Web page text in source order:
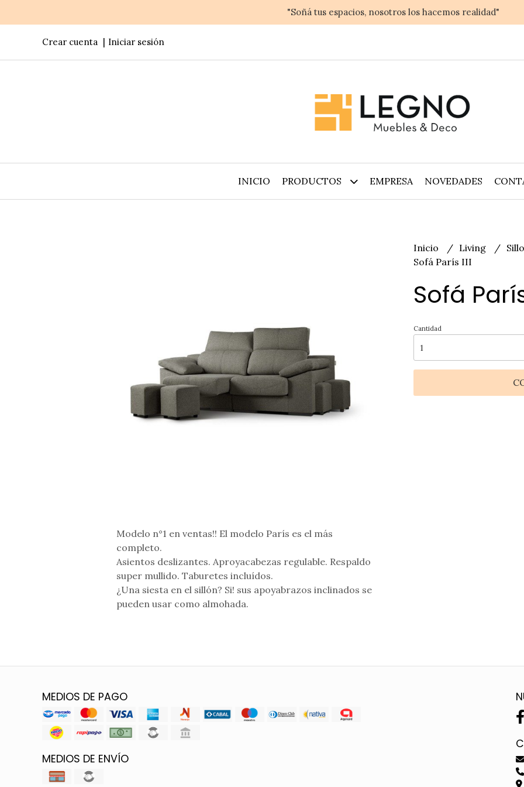
"Soñá tus espacios, nosotros los hacemos realidad"
Crear cuenta Iniciar sesión
INICIO PRODUCTOS EMPRESA NOVEDADES
Modelo n°1 en ventas!! El modelo París es el más
completo.
Asientos deslizantes. Aproyacabezas regulable. Respaldo
super mullido. Taburetes incluídos.
¿Una siesta en el sillón? Si! sus apoyabrazos inclinados se
pueden usar como almohada.
Inicio Living
Sofá París III
Sofá
Cantidad
MEDIOS DE PAGO
MEDIOS DE ENVÍO